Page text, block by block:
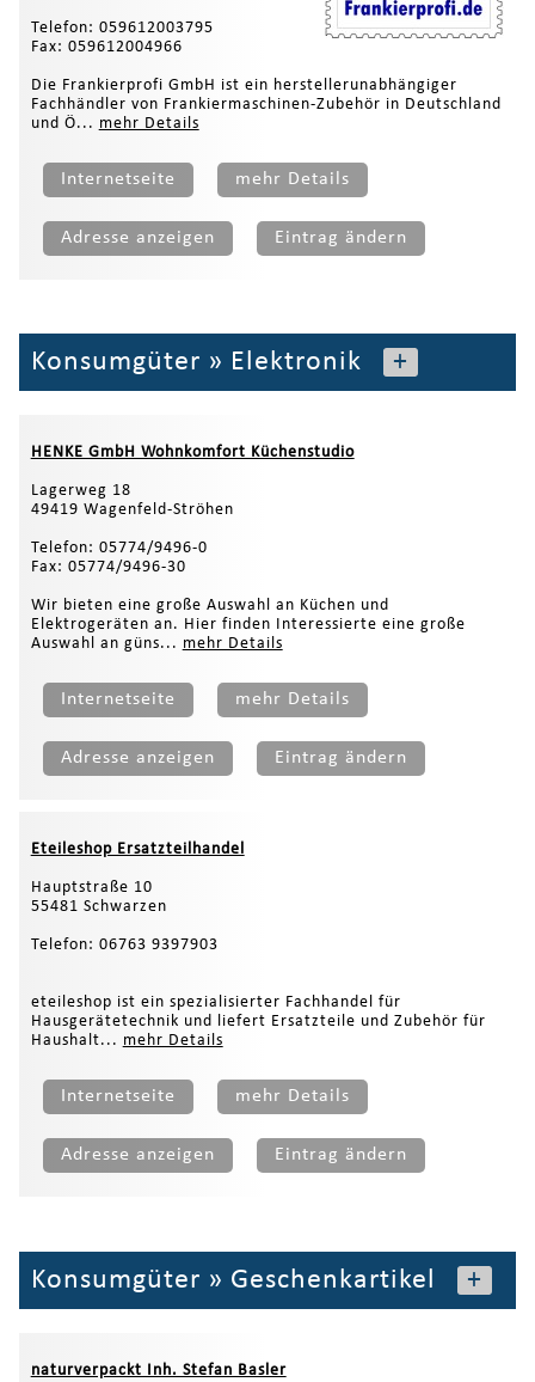
Telefon: 059612003795
Fax: 059612004966
Die Frankierprofi GmbH ist ein herstellerunabhängiger
Fachhändler von Frankiermaschinen-Zubehör in Deutschland
und Ö... mehr Details
Internetseite mehr Details
Adresse anzeigen Eintrag ändern
Konsumgüter » Elektronik +
HENKE GmbH Wohnkomfort Küchenstudio
Lagerweg 18
49419 Wagenfeld-Ströhen
Telefon: 05774/9496-0
Fax: 05774/9496-30
Wir bieten eine große Auswahl an Küchen und
Elektrogeräten an. Hier finden Interessierte eine große
Auswahl an güns... mehr Details
Internetseite mehr Details
Adresse anzeigen Eintrag ändern
Eteileshop Ersatzteilhandel
Hauptstraße 10
55481 Schwarzen
Telefon: 06763 9397903
eteileshop ist ein spezialisierter Fachhandel für
Hausgerätetechnik und liefert Ersatzteile und Zubehör für
Haushalt... mehr Details
Internetseite mehr Details
Adresse anzeigen Eintrag ändern
Konsumgüter » Geschenkartikel +
naturverpackt Inh. Stefan Basler